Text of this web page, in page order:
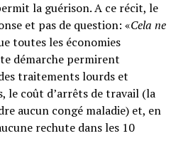
la guérison. A ce récit, le
et pas de question: «Cela ne
toutes les économies
démarche permirent
traitements lourds et
le coût d’arrêts de travail (la
aucun congé maladie) et, en
rechute dans les 10